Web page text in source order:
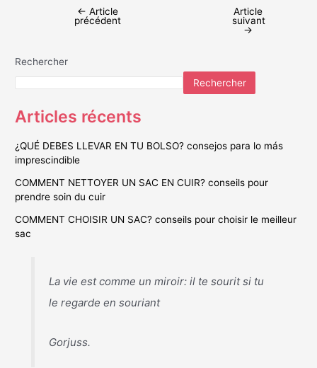
← Article
précédent
Article
suivant
→
Rechercher
Rechercher
Articles récents
¿QUÉ DEBES LLEVAR EN TU BOLSO? consejos para lo más
imprescindible
COMMENT NETTOYER UN SAC EN CUIR? conseils pour
prendre soin du cuir
COMMENT CHOISIR UN SAC? conseils pour choisir le meilleur
sac
La vie est comme un miroir: il te sourit si tu
le regarde en souriant
Gorjuss.